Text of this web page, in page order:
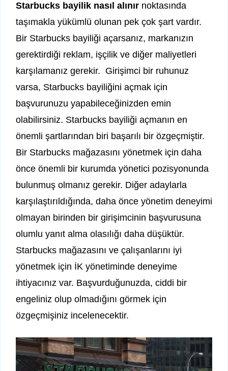
Starbucks bayilik nasıl alınır noktasında
taşımakla yükümlü olunan pek çok şart vardır.
Bir Starbucks bayiliği açarsanız, markanızın
gerektirdiği reklam, işçilik ve diğer maliyetleri
karşılamanız gerekir. Girişimci bir ruhunuz
varsa, Starbucks bayiliğini açmak için
başvurunuzu yapabileceğinizden emin
olabilirsiniz. Starbucks bayiliği açmanın en
önemli şartlarından biri başarılı bir özgeçmiştir.
Bir Starbucks mağazasını yönetmek için daha
önce önemli bir kurumda yönetici pozisyonunda
bulunmuş olmanız gerekir. Diğer adaylarla
karşılaştırıldığında, daha önce yönetim deneyimi
olmayan birinden bir girişimcinin başvurusuna
olumlu yanıt alma olasılığı daha düşüktür.
Starbucks mağazasını ve çalışanlarını iyi
yönetmek için İK yönetiminde deneyime
ihtiyacınız var. Başvurduğunuzda, ciddi bir
engeliniz olup olmadığını görmek için
özgeçmişiniz incelenecektir.